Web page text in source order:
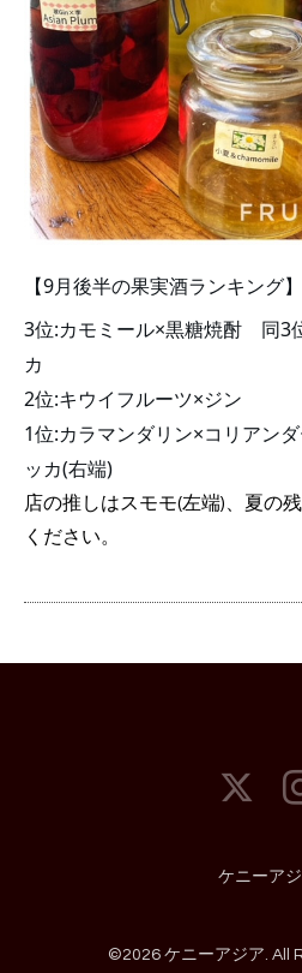
【9月後半の果実酒ランキング】
3位:カモミール×黒糖焼酎　同3
カ
2位:キウイフルーツ×ジン
1位:カラマンダリン×コリアン
ッカ(右端)
店の推しはスモモ(左端)、夏の
ください。
ケニーア
©2026 ケニーアジア. All